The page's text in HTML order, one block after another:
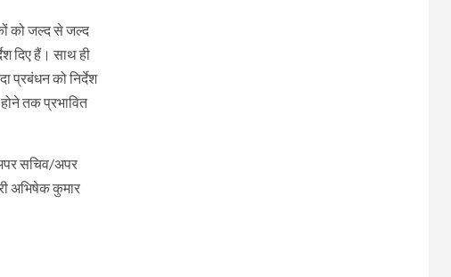
को जल्द से जल्द
दिए हैं। साथ ही
प्रबंधन को निर्देश
तक प्रभावित
सचिव/अपर
अभिषेक कुमार